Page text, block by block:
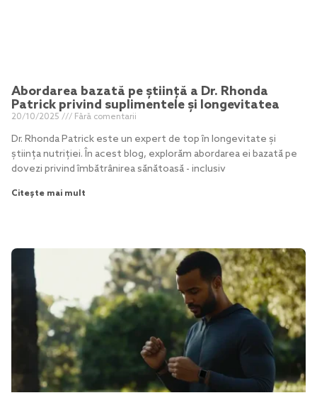
Abordarea bazată pe știință a Dr. Rhonda
Patrick privind suplimentele și longevitatea
20/10/2025 Fără comentarii
Dr. Rhonda Patrick este un expert de top în longevitate și
știința nutriției. În acest blog, explorăm abordarea ei bazată pe
dovezi privind îmbătrânirea sănătoasă - inclusiv
Citește mai mult